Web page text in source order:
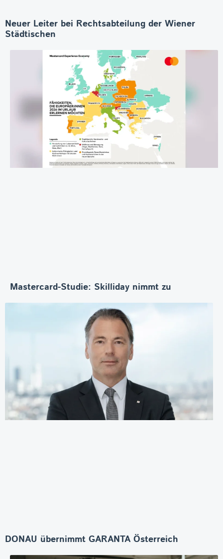
Neuer Leiter bei Rechtsabteilung der Wiener
Städtischen
Mastercard-Studie: Skilliday nimmt zu
DONAU übernimmt GARANTA Österreich